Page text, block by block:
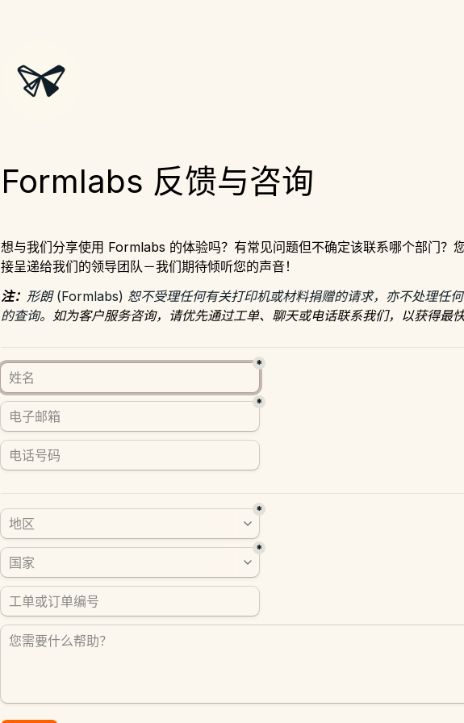
Formlabs 反馈与咨询
想与我们分享使用 Formlabs 的体验吗？有常见问题但不确定该联系哪个部门？
接呈递给我们的领导团队－我们期待倾听您的声音！
注： 形朗 (Formlabs) 恕不受理任何有关打印机或材料捐赠的请求，亦不处理任
的查询。 如为客户服务咨询，请优先通过工单、聊天或电话联系我们，以获得最
*
*
*
*